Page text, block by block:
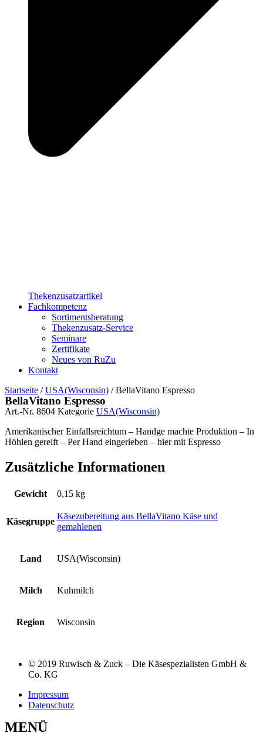
Thekenzusatzartikel
Fachkompetenz
Sortimentsberatung
Thekenzusatz-Service
Seminare
Zertifikate
Neues von RuZu
Kontakt
Startseite /USA(Wisconsin) / BellaVitano Espresso
BellaVitano Espresso
Art.-Nr. 8604 Kategorie USA(Wisconsin)
Amerikanischer Einfallsreichtum – Handge machte Produktion – In
Höhlen gereift – Per Hand eingerieben – hier mit Espresso
Zusätzliche Informationen
Gewicht 0,15 kg
Käsegruppe
Käsezubereitung aus BellaVitano Käse und
gemahlenen
Land USA(Wisconsin)
Milch Kuhmilch
Region Wisconsin
© 2019 Ruwisch & Zuck – Die Käsespezialisten GmbH &
Co. KG
Impressum
Datenschutz
MENÜ